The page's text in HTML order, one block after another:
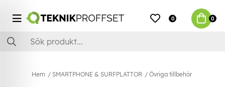
0 0
Hem SMARTPHONE & SURFPLATTOR Övriga tillbehör